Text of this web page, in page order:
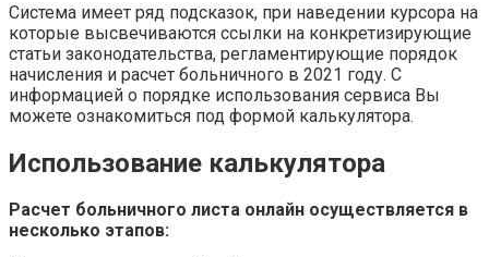
Система имеет ряд подсказок, при наведении курсора на
которые высвечиваются ссылки на конкретизирующие
статьи законодательства, регламентирующие порядок
начисления и расчет больничного в 2021 году. С
информацией о порядке использования сервиса Вы
можете ознакомиться под формой калькулятора.
Использование калькулятора
Расчет больничного листа онлайн осуществляется в
несколько этапов: